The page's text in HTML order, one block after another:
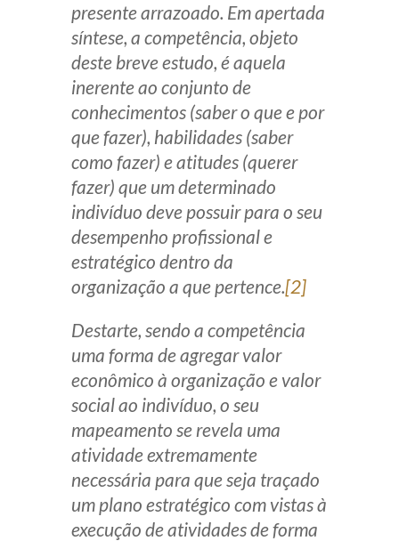
Telefone (41) 2109-8666
Whatsapp (41) 98881-6616
presente arrazoado. Em apertada
síntese, a competência, objeto
deste breve estudo, é aquela
inerente ao conjunto de
conhecimentos (saber o que e por
que fazer), habilidades (saber
como fazer) e atitudes (querer
fazer) que um determinado
indivíduo deve possuir para o seu
desempenho profissional e
estratégico dentro da
organização a que pertence.[2]
Destarte, sendo a competência
uma forma de agregar valor
econômico à organização e valor
social ao indivíduo, o seu
mapeamento se revela uma
atividade extremamente
necessária para que seja traçado
um plano estratégico com vistas à
execução de atividades de forma